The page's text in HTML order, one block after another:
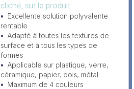
cliché, sur le produit.
Excellente solution polyvalente
rentable
Adapté à toutes les textures de
surface et à tous les types de
formes
Applicable sur plastique, verre,
céramique, papier, bois, métal
Maximum de 4 couleurs